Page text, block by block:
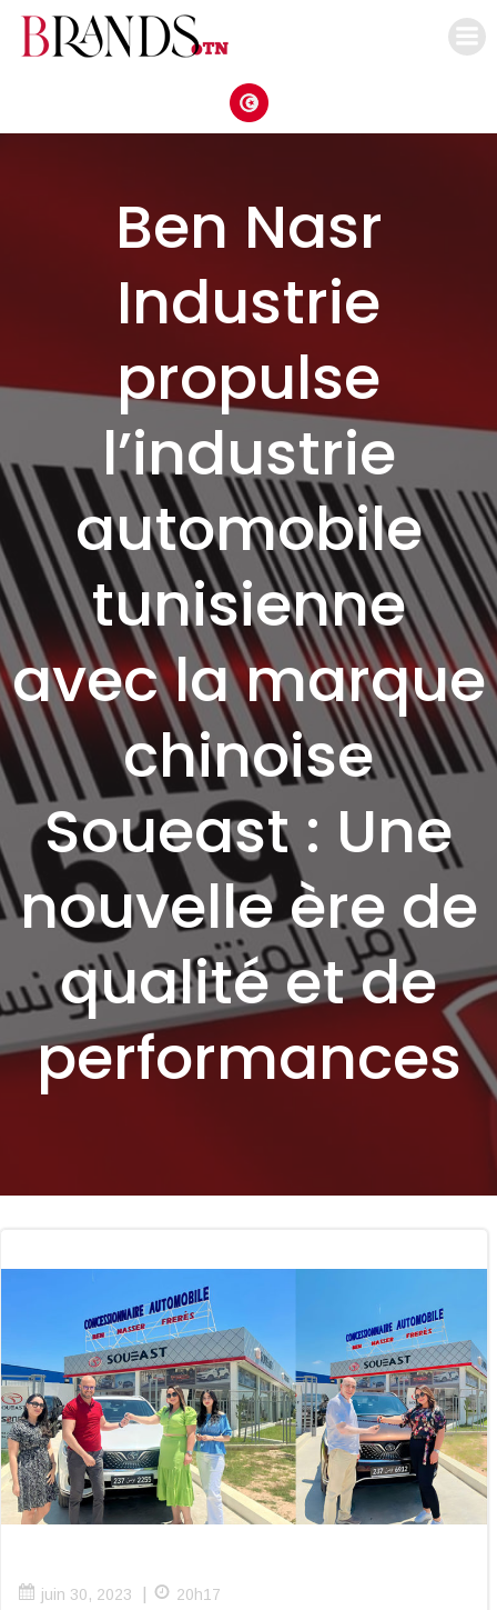
Ben Nasr
Industrie
propulse
l’industrie
automobile
tunisienne
avec la marque
chinoise
Soueast : Une
nouvelle ère de
qualité et de
performances
juin 30, 2023 20h17